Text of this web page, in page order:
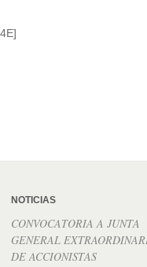
NOTICIAS
CONVOCATORIA A JUNTA
GENERAL
DE ACCIONISTAS